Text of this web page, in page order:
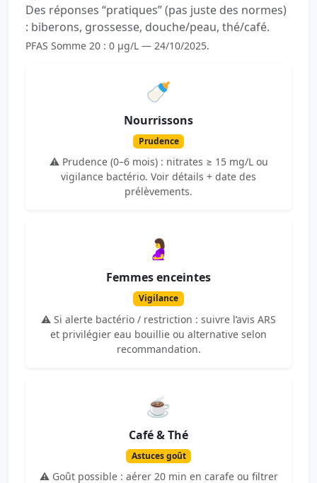
Des réponses “pratiques” (pas juste des normes)
: biberons, grossesse, douche/peau, thé/café.
PFAS Somme 20 : 0 µg/L — 24/10/2025.
🍼
Nourrissons
Prudence
⚠️ Prudence (0–6 mois) : nitrates ≥ 15 mg/L ou
vigilance bactério. Voir détails + date des
prélèvements.
🤰
Femmes enceintes
Vigilance
⚠️ Si alerte bactério / restriction : suivre l’avis ARS
et privilégier eau bouillie ou alternative selon
recommandation.
☕
Café & Thé
Astuces goût
⚠️ Goût possible : aérer 20 min en carafe ou filtrer